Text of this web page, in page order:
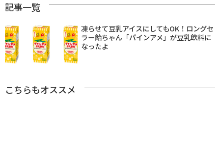
記事一覧
凍らせて豆乳アイスにしてもOK！ロングセ
ラー飴ちゃん「パインアメ」が豆乳飲料に
なったよ
こちらもオススメ